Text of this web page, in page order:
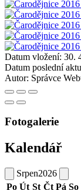
Datum vložení: 30.
Datum poslední
Autor: Správce
Fotogalerie
Kalendář
Srpen2026
Po Út St Čt Pá So